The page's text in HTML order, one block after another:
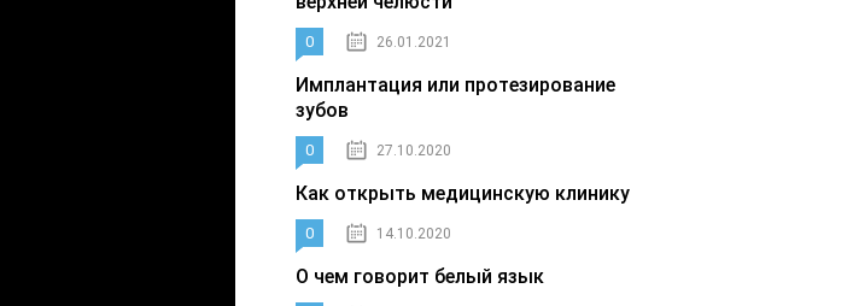
0 26.01.2021
Имплантация или протезирование
зубов
0 27.10.2020
Как открыть медицинскую клинику
0 14.10.2020
О чем говорит белый язык